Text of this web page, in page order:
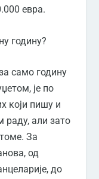
евра.
годину?
само годину
је по
који пишу и
раду, али зато
За
од
до